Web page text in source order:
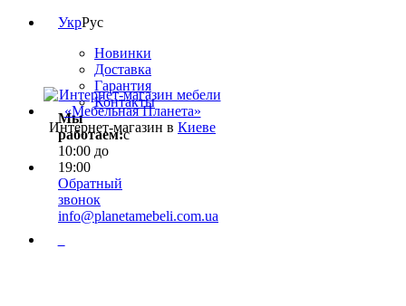
УкрРус
Новинки
Доставка
Гарантия
Контакты
Мы
работаем:с
10:00 до
19:00
Обратный
звонок
info@planetamebeli.com.ua
Интернет-магазин в Киеве